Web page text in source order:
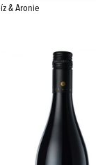
& Aronie